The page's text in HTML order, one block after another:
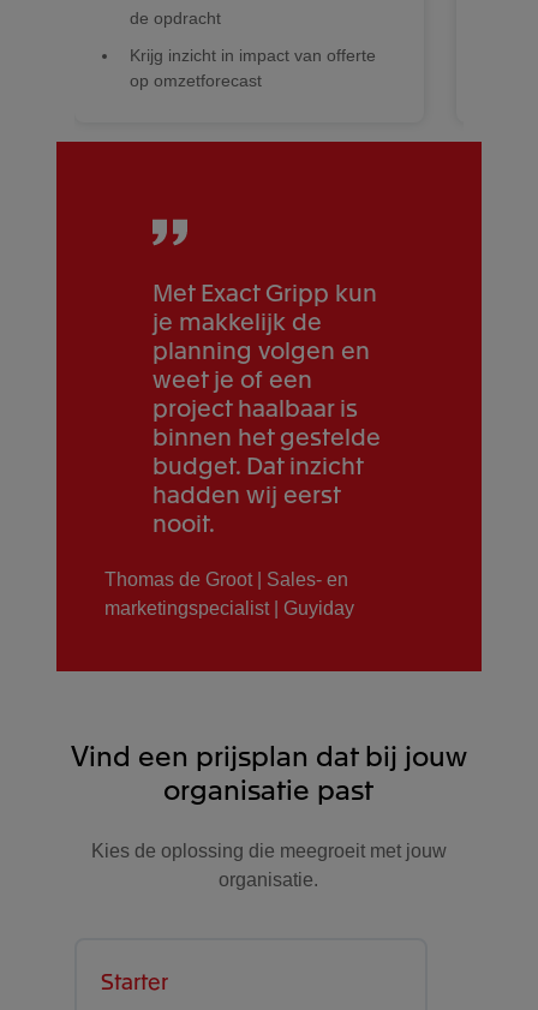
de opdracht
Krijg inzicht in impact van offerte
op omzetforecast
Met Exact Gripp kun
je makkelijk de
planning volgen en
weet je of een
project haalbaar is
binnen het gestelde
budget. Dat inzicht
hadden wij eerst
nooit.
Thomas de Groot | Sales- en
marketingspecialist | Guyiday
Vind een prijsplan dat bij jouw
organisatie past
Kies de oplossing die meegroeit met jouw
organisatie.
Starter